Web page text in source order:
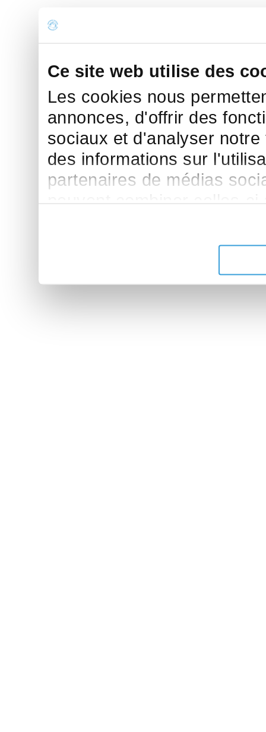
Ce site web utilise des
Les cookies nous
annonces, d'offrir des
sociaux et d'analyser
des informations sur
partenaires de médias